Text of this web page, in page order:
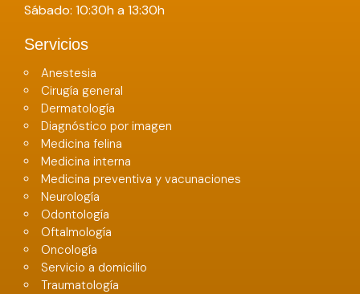
Sábado: 10:30h a 13:30h
Servicios
Anestesia
Cirugía general
Dermatología
Diagnóstico por imagen
Medicina felina
Medicina interna
Medicina preventiva y vacunaciones
Neurología
Odontología
Oftalmología
Oncología
Servicio a domicilio
Traumatología